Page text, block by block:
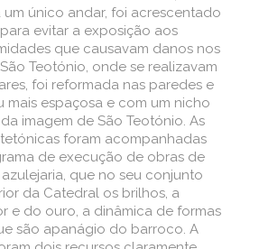
um único andar, foi acrescentado
evitar a exposição aos
que causavam danos nos
Teotónio, onde se realizavam
foi reformada nas paredes e
mais espaçosa e com um nicho
imagem de São Teotónio. As
foram acompanhadas
de execução de obras de
que no seu conjunto
da Catedral os brilhos, a
e do ouro, a dinâmica de formas
são apanágio do barroco. A